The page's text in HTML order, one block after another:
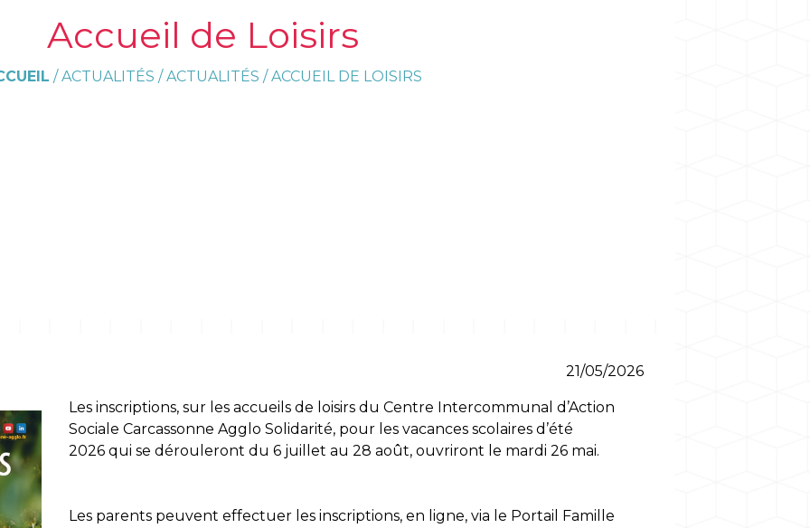
Accueil de Loisirs
/ACTUALITÉS /ACTUALITÉS /ACCUEIL DE LOISIRS
21/05/2026
Les inscriptions, sur les accueils de loisirs du Centre Intercommunal d’Action
Sociale Carcassonne Agglo Solidarité, pour les vacances scolaires d’été
2026 qui se dérouleront du 6 juillet au 28 août, ouvriront le mardi 26 mai.
Les parents peuvent effectuer les inscriptions, en ligne, via le Portail Famille